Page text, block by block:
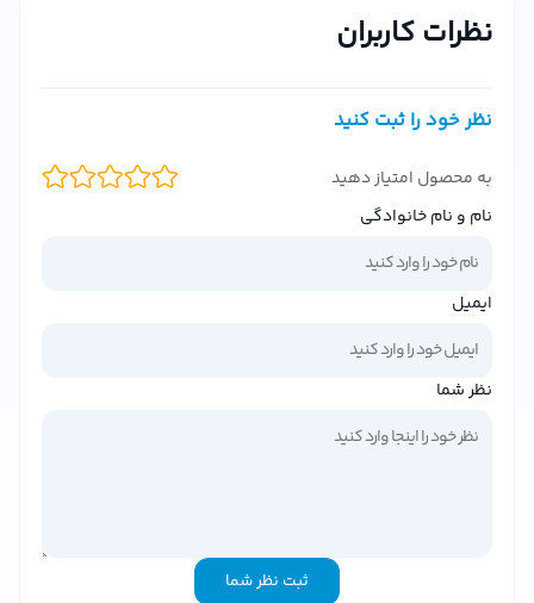
کامل پاکسازی می‌کند. در ادامه با ویژگی‌ها، مزایا و نحوه
ویژگی‌های کلیدی ژل شستشو صورت فیس دوکس
ژل شستشو صورت فیس دوکس مدل PIGMASOME
با حجم ۲۰۰
میلی‌لیتر، محصولی ایده‌آل برای افرادی است که به دنبال
پاکسازی عمیق پوست بدون خشکی و تحریک هستند. برخی از
مهم‌ترین ویژگی‌های این محصول عبارتند از:
پاکسازی عمیق: این ژل با ترکیبات فعال، منافذ پوست را به طور
پوست کمک کرده و پوست را برای ساعات طولانی مات نگه
فرمولاسیون ملایم، برای پوست‌های حساس نیز مناسب است.
فاقد پارابن و سولفات:
این محصول بدون استفاده از مواد مضر
نظرات کاربران
نظر خود را ثبت کنید
به محصول امتیاز دهید
نام و نام خانوادگی
ایمیل
نظر شما
ثبت نظر شما